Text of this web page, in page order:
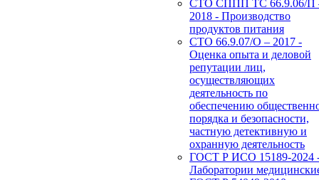
СТО СППП ТС 66.9.06/П
2018 - Производство
продуктов питания
СТО 66.9.07/О – 2017 -
Оценка опыта и деловой
репутации лиц,
осуществляющих
деятельность по
обеспечению
порядка и безопасности,
частную детективную и
охранную деятельность
ГОСТ Р ИСО 15189-2024
Лаборатории